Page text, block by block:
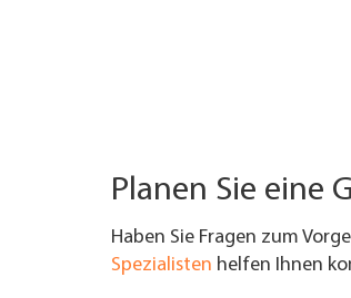
Planen Sie eine
Haben Sie Fragen zum
Spezialisten helfen Ihnen